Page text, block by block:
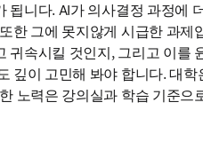
니다. AI가 의사결정 과정에
그에 못지않게 시급한 과
속시킬 것인지, 그리고 이
이 고민해 봐야 합니다. 대
노력은 강의실과 학습 기준